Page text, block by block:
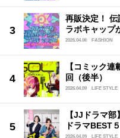
再販決定！
ラボキャッ
2026.04.06 FASHION
【コミック
回（後半）
2026.04.09 LIFE STYLE
【JJドラマ
ドラマBEST５
2026.04.09 LIFE STYLE